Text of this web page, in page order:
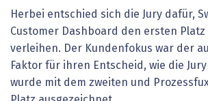
Herbei entschied sich die Jury dafür,
Customer Dashboard den ersten
verleihen. Der Kundenfokus war der
Faktor für ihren Entscheid, wie die Jury
wurde mit dem zweiten und